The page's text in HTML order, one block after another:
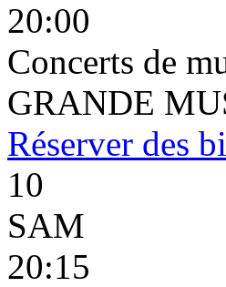
20:00
Concerts de
GRANDE
Réserver des
10
SAM
20:15